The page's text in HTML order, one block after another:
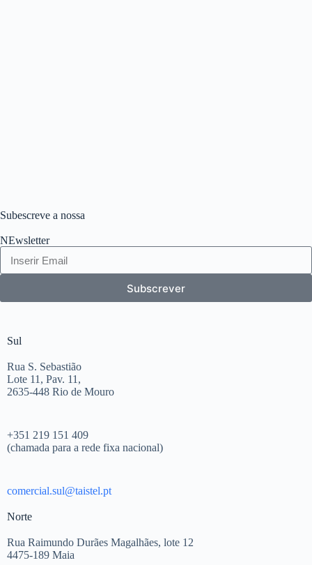
Subescreve a nossa
NEwsletter
Subscrever
Sul
Rua S. Sebastião
Lote 11, Pav. 11,
2635-448 Rio de Mouro
+351 219 151 409
(chamada para a rede fixa nacional)
comercial.sul@taistel.pt
Norte
Rua Raimundo Durães Magalhães, lote 12
4475-189 Maia